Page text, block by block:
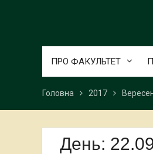
ПРО ФАКУЛЬТЕТ
Головна 2017
День: